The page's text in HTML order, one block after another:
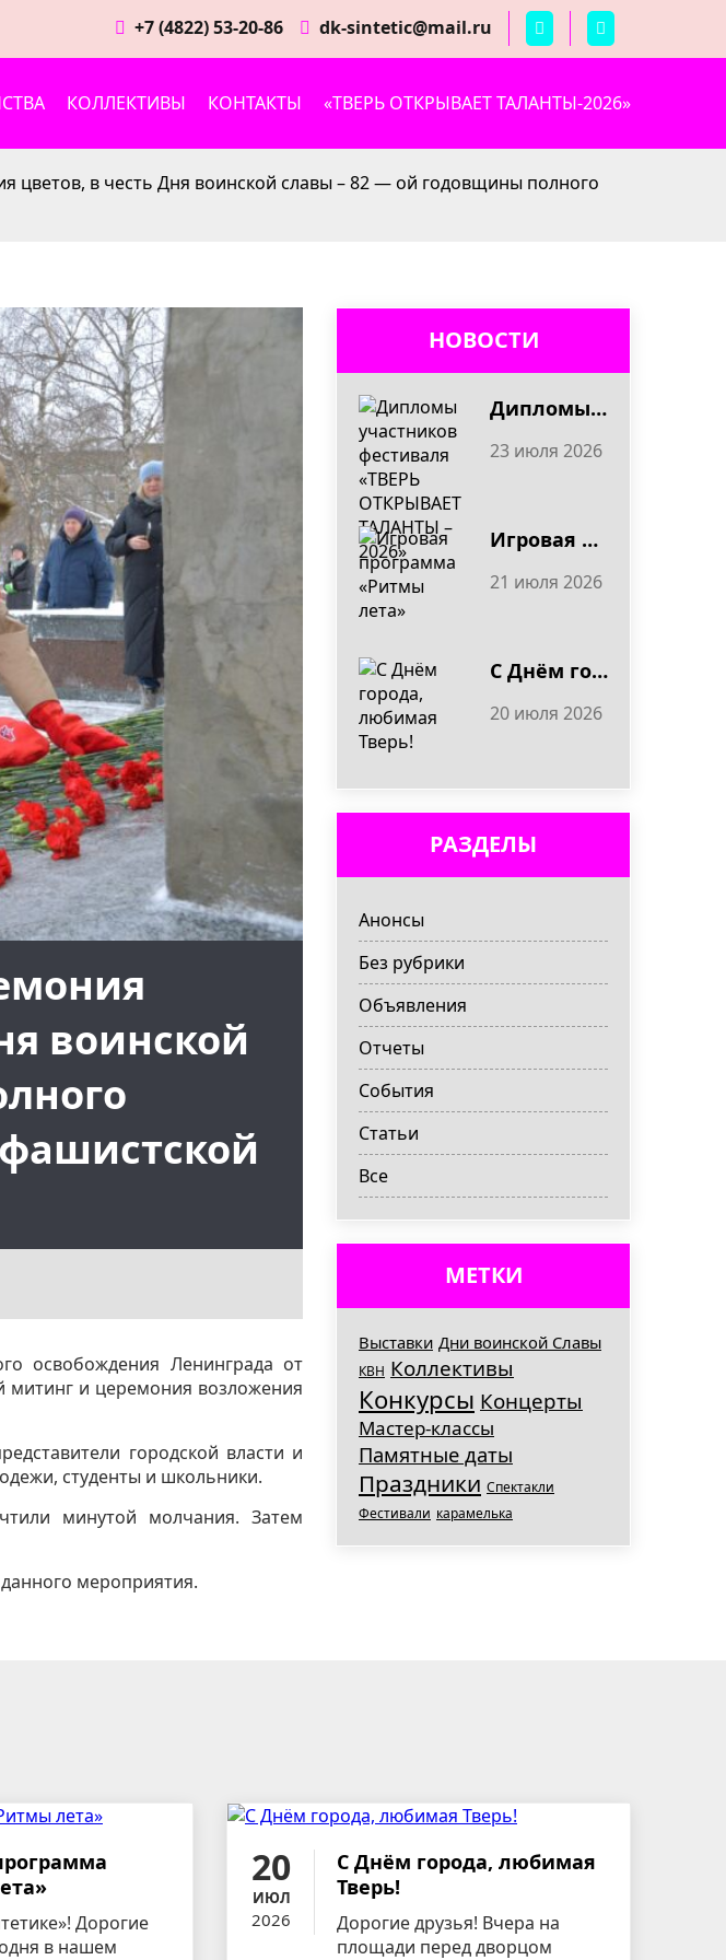
dk-sintetic@mail.ru
+7 (4822) 53-20-86
КОЛЛЕКТИВЫ КОНТАКТЫ «ТВЕРЬ ОТКРЫВАЕТ ТАЛАНТЫ-2026»
цветов, в честь Дня воинской славы – 82 — ой годовщины полного
воинской
освобождения Ленинграда от
и церемония возложения
городской власти и
студенты и школьники.
минутой молчания. Затем
мероприятия.
НОВОСТИ
Дипломы участников фестиваля «ТВЕРЬ ОТКРЫВАЕТ ТАЛАНТЫ – 2026»
23 июля 2026
Игровая программа «Ритмы лета»
21 июля 2026
С Днём города, любимая Тверь!
20 июля 2026
РАЗДЕЛЫ
Анонсы
Без рубрики
Объявления
Отчеты
События
Статьи
Все
МЕТКИ
Выставки Дни воинской Славы
КВН Коллективы
Конкурсы Концерты
Мастер-классы
Памятные даты
Праздники Спектакли
Фестивали карамелька
Дорогие
в нашем
20
ИЮЛ
2026
С Днём города, любимая
Тверь!
Дорогие друзья! Вчера на
площади перед дворцом